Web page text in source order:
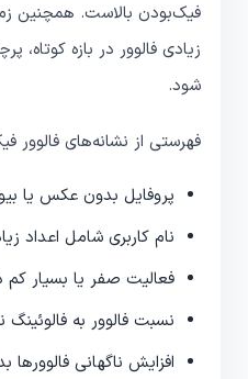
فیک‌بودن بالاست. همچنین
زیادی فالوور در بازه
شود.
فهرستی از نشانه‌های فالوور
پروفایل بدون عکس یا
نام کاربری شامل اعداد
فعالیت صفر یا بسیار
نسبت فالوور به فالوئینگ
افزایش ناگهانی